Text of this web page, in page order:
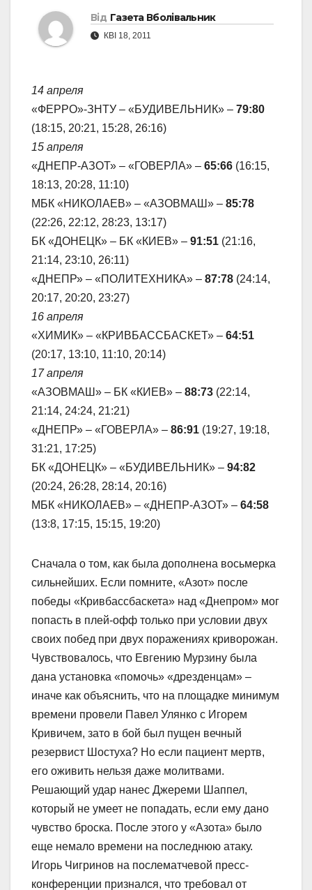
Від Газета Вболівальник
КВІ 18, 2011
14 апреля
«ФЕРРО»-ЗНТУ – «БУДИВЕЛЬНИК» – 79:80
(18:15, 20:21, 15:28, 26:16)
15 апреля
«ДНЕПР-АЗОТ» – «ГОВЕРЛА» – 65:66 (16:15,
18:13, 20:28, 11:10)
МБК «НИКОЛАЕВ» – «АЗОВМАШ» – 85:78
(22:26, 22:12, 28:23, 13:17)
БК «ДОНЕЦК» – БК «КИЕВ» – 91:51 (21:16,
21:14, 23:10, 26:11)
«ДНЕПР» – «ПОЛИТЕХНИКА» – 87:78 (24:14,
20:17, 20:20, 23:27)
16 апреля
«ХИМИК» – «КРИВБАССБАСКЕТ» – 64:51
(20:17, 13:10, 11:10, 20:14)
17 апреля
«АЗОВМАШ» – БК «КИЕВ» – 88:73 (22:14,
21:14, 24:24, 21:21)
«ДНЕПР» – «ГОВЕРЛА» – 86:91 (19:27, 19:18,
31:21, 17:25)
БК «ДОНЕЦК» – «БУДИВЕЛЬНИК» – 94:82
(20:24, 26:28, 28:14, 20:16)
МБК «НИКОЛАЕВ» – «ДНЕПР-АЗОТ» – 64:58
(13:8, 17:15, 15:15, 19:20)
Сначала о том, как была дополнена восьмерка
сильнейших. Если помните, «Азот» после
победы «Кривбассбаскета» над «Днепром» мог
попасть в плей-офф только при условии двух
своих побед при двух поражениях криворожан.
Чувствовалось, что Евгению Мурзину была
дана установка «помочь» «дрезденцам» –
иначе как объяснить, что на площадке минимум
времени провели Павел Улянко с Игорем
Кривичем, зато в бой был пущен вечный
резервист Шостуха? Но если пациент мертв,
его оживить нельзя даже молитвами.
Решающий удар нанес Джереми Шаппел,
который не умеет не попадать, если ему дано
чувство броска. После этого у «Азота» было
еще немало времени на последнюю атаку.
Игорь Чигринов на послематчевой пресс-
конференции признался, что требовал от